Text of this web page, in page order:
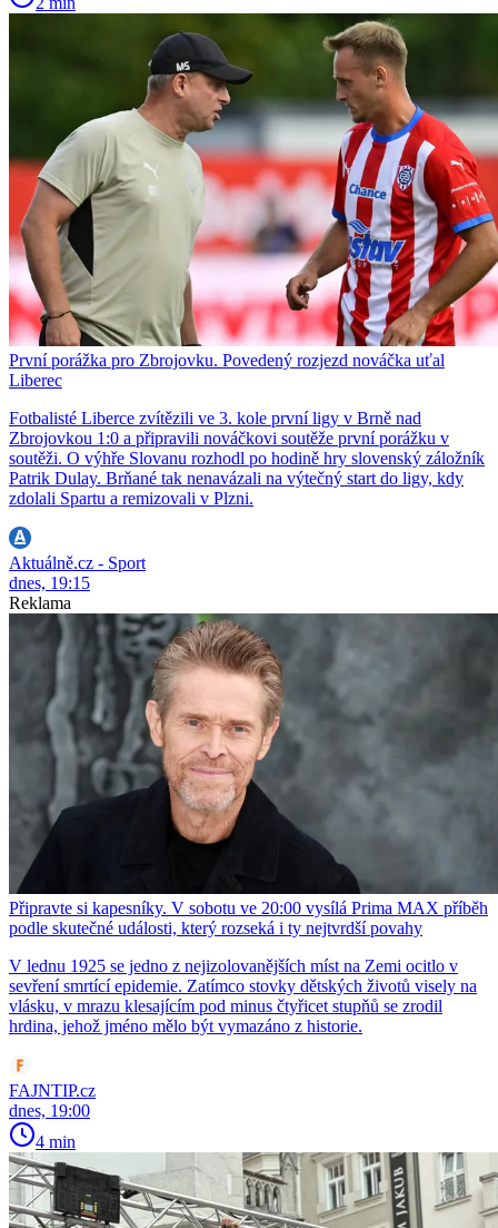
První porážka pro Zbrojovku. Povedený rozjezd nováčka uťal
Liberec
Fotbalisté Liberce zvítězili ve 3. kole první ligy v Brně nad
Zbrojovkou 1:0 a připravili nováčkovi soutěže první porážku v
soutěži. O výhře Slovanu rozhodl po hodině hry slovenský záložník
Patrik Dulay. Brňané tak nenavázali na výtečný start do ligy, kdy
zdolali Spartu a remizovali v Plzni.
Aktuálně.cz - Sport
dnes, 19:15
Reklama
Připravte si kapesníky. V sobotu ve 20:00 vysílá Prima MAX příběh
podle skutečné události, který rozseká i ty nejtvrdší povahy
V lednu 1925 se jedno z nejizolovanějších míst na Zemi ocitlo v
sevření smrtící epidemie. Zatímco stovky dětských životů visely na
vlásku, v mrazu klesajícím pod minus čtyřicet stupňů se zrodil
hrdina, jehož jméno mělo být vymazáno z historie.
FAJNTIP.cz
dnes, 19:00
4 min